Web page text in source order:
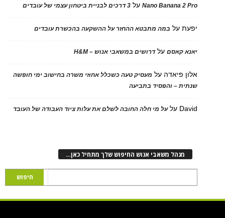
Nano Banana 2 Proעל 3 דרכים לבניית ביטחון עצמי של עובדים
יפעתעל במה מתבטא ההחזר על ההשקעה בהכשרת עובדים
יאנא קאסםעלדרושים במשאבי אנוש – H&M
אלון פיאדה על מעסיק טעה כשכלל אחוזי משרה בחישוב ימי חופשה
שנתית – והפסיד בתביעה
David עלעל מי חלה החובה לשלם את עלות ציוד העבודה של העובד
מנהל משאבי אנוש החיפוש שלך מתחיל כאן…